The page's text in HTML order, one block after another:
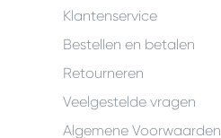
Klantenservice
Bestellen en betalen
Retourneren
Veelgestelde vragen
Algemene Voorwaarden